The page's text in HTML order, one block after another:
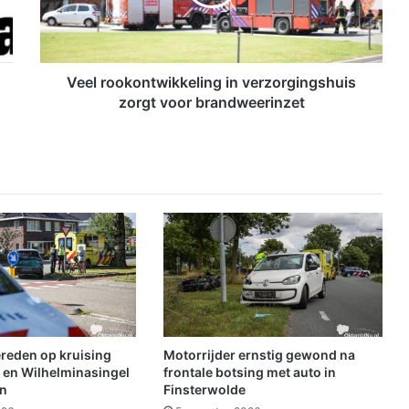
o
o
k
o
e
l
i
n
g
i
e
r
Veel rookontwikkeling in verzorgingshuis
zorgt voor brandweerinzet
op kruising
Wilhelminasingel
Motorrijder ernstig gewond na
frontale botsing met auto in
Finsterwolde